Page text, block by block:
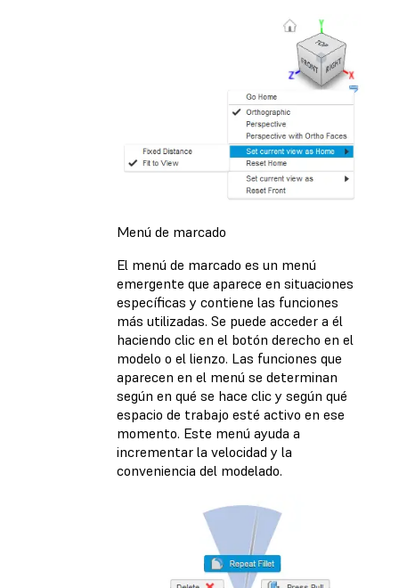
Menú de marcado
El menú de marcado es un menú
emergente que aparece en situaciones
específicas y contiene las funciones
más utilizadas. Se puede acceder a él
haciendo clic en el botón derecho en el
modelo o el lienzo. Las funciones que
aparecen en el menú se determinan
según en qué se hace clic y según qué
espacio de trabajo esté activo en ese
momento. Este menú ayuda a
incrementar la velocidad y la
conveniencia del modelado.